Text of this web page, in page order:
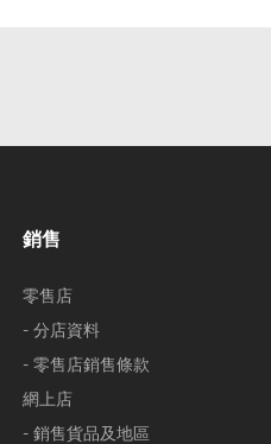
銷售
零售店
- 分店資料
- 零售店銷售條款
網上店
- 銷售貨品及地區